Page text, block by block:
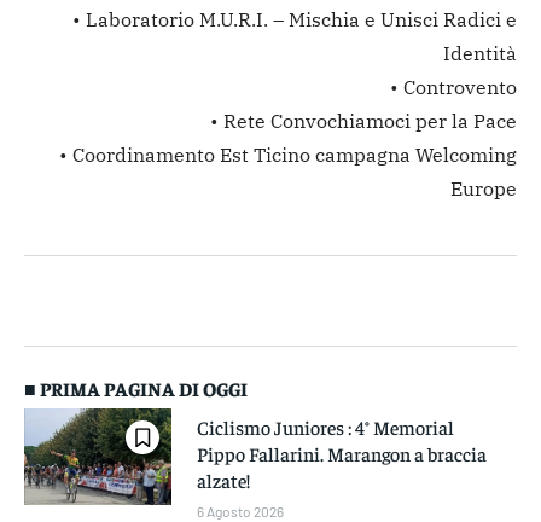
• Laboratorio M.U.R.I. – Mischia e Unisci Radici e
Identità
• Controvento
• Rete Convochiamoci per la Pace
• Coordinamento Est Ticino campagna Welcoming
Europe
■ PRIMA PAGINA DI OGGI
Ciclismo Juniores : 4° Memorial
Pippo Fallarini. Marangon a braccia
alzate!
6 Agosto 2026